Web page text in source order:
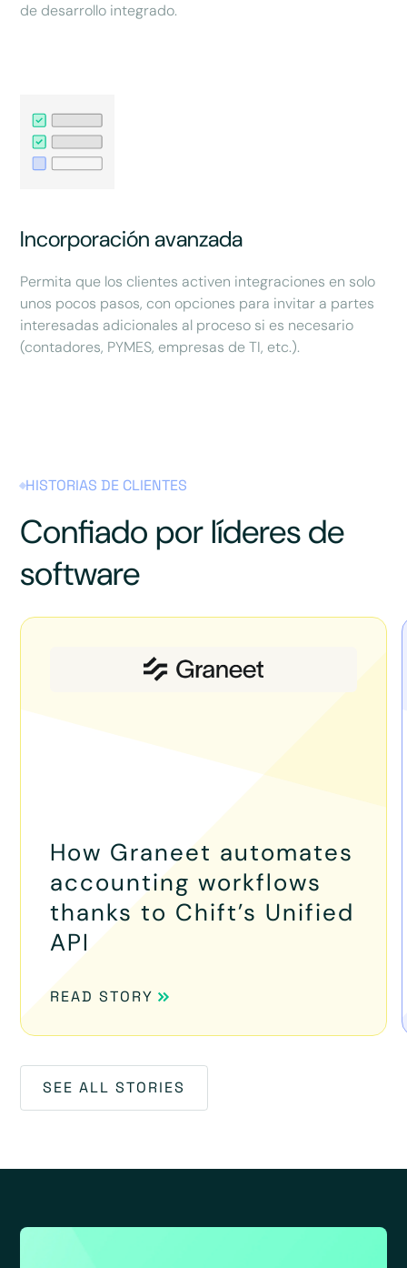
de desarrollo integrado.
Incorporación avanzada
Permita que los clientes activen integraciones en solo
unos pocos pasos, con opciones para invitar a partes
interesadas adicionales al proceso si es necesario
(contadores, PYMES, empresas de TI, etc.).
HISTORIAS DE CLIENTES
Confiado por líderes de
software
How Graneet automates
accounting workflows
thanks to Chift’s Unified
API
READ STORY
SEE ALL STORIES